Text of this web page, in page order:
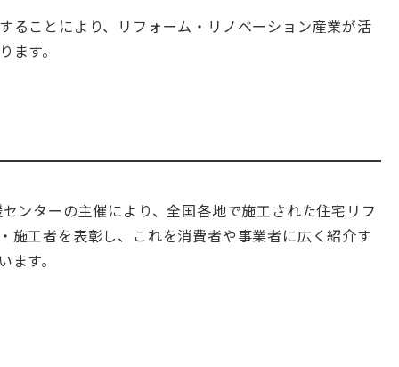
ることにより、リフォーム・リノベーション産業が活
す。
ンターの主催により、全国各地で施工された住宅リフ
施工者を表彰し、これを消費者や事業者に広く紹介す
す。